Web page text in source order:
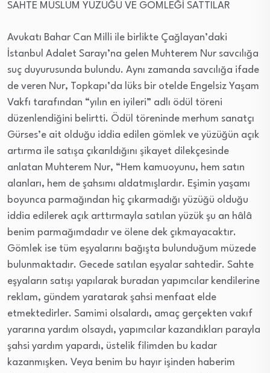
SAHTE MÜSLÜM YÜZÜĞÜ VE GÖMLEĞİ SATTILAR
Avukatı Bahar Can Milli ile birlikte Çağlayan’daki
İstanbul Adalet Sarayı’na gelen Muhterem Nur savcılığa
suç duyurusunda bulundu. Aynı zamanda savcılığa ifade
de veren Nur, Topkapı’da lüks bir otelde Engelsiz Yaşam
Vakfı tarafından “yılın en iyileri” adlı ödül töreni
düzenlendiğini belirtti. Ödül töreninde merhum sanatçı
Gürses’e ait olduğu iddia edilen gömlek ve yüzüğün açık
artırma ile satışa çıkarıldığını şikayet dilekçesinde
anlatan Muhterem Nur, “Hem kamuoyunu, hem satın
alanları, hem de şahsımı aldatmışlardır. Eşimin yaşamı
boyunca parmağından hiç çıkarmadığı yüzüğü olduğu
iddia edilerek açık arttırmayla satılan yüzük şu an hâlâ
benim parmağımdadır ve ölene dek çıkmayacaktır.
Gömlek ise tüm eşyalarını bağışta bulunduğum müzede
bulunmaktadır. Gecede satılan eşyalar sahtedir. Sahte
eşyaların satışı yapılarak buradan yapımcılar kendilerine
reklam, gündem yaratarak şahsi menfaat elde
etmektedirler. Samimi olsalardı, amaç gerçekten vakıf
yararına yardım olsaydı, yapımcılar kazandıkları parayla
şahsi yardım yapardı, üstelik filimden bu kadar
kazanmışken. Veya benim bu hayır işinden haberim